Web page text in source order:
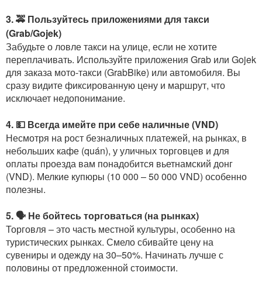
3. 🚕 Пользуйтесь приложениями для такси
(Grab/Gojek)
Забудьте о ловле такси на улице, если не хотите
переплачивать. Используйте приложения Grab или Gojek
для заказа мото-такси (GrabBike) или автомобиля. Вы
сразу видите фиксированную цену и маршрут, что
исключает недопонимание.
4. 💵 Всегда имейте при себе наличные (VND)
Несмотря на рост безналичных платежей, на рынках, в
небольших кафе (quán), у уличных торговцев и для
оплаты проезда вам понадобится вьетнамский донг
(VND). Мелкие купюры (10 000 – 50 000 VND) особенно
полезны.
5. 🗣️ Не бойтесь торговаться (на рынках)
Торговля – это часть местной культуры, особенно на
туристических рынках. Смело сбивайте цену на
сувениры и одежду на 30–50%. Начинать лучше с
половины от предложенной стоимости.